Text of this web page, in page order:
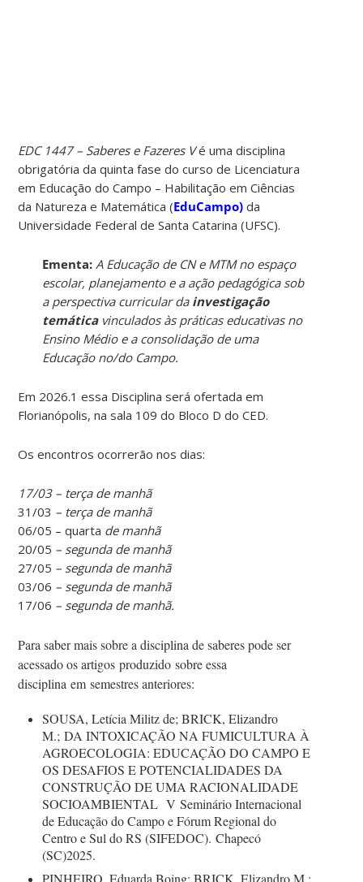
EDC 1447 – Saberes e Fazeres Vé uma disciplina
obrigatória da quinta fase do curso de Licenciatura
em Educação do Campo – Habilitação em Ciências
da Natureza e Matemática (EduCampo) da
Universidade Federal de Santa Catarina (UFSC).
Ementa: A Educação de CN e MTM no espaço
escolar, planejamento e a ação pedagógica sob
a perspectiva curricular da investigação
temáticavinculados às práticas educativas no
Ensino Médio e a consolidação de uma
Educação no/do Campo.
Em 2026.1 essa Disciplina será ofertada em
Florianópolis, na sala 109 do Bloco D do CED.
Os encontros ocorrerão nos dias:
17/03 – terça de manhã
31/03 – terça de manhã
06/05 – quarta de manhã
20/05 – segunda de manhã
27/05 – segunda de manhã
03/06 – segunda de manhã
17/06 – segunda de manhã.
Para saber mais sobre a disciplina de saberes pode ser
acessado os artigosproduzidosobre essa
disciplina emsemestres anteriores:
SOUSA, Letícia Militz de; BRICK, Elizandro
M.; DA INTOXICAÇÃO NA FUMICULTURA À
AGROECOLOGIA: EDUCAÇÃO DO CAMPO E
OS DESAFIOS E POTENCIALIDADES DA
CONSTRUÇÃO DE UMA RACIONALIDADE
SOCIOAMBIENTAL V Seminário Internacional
de Educação do Campo e Fórum Regional do
Centro e Sul do RS (SIFEDOC). Chapecó
(SC)2025.
PINHEIRO, Eduarda Boing; BRICK, Elizandro M.;